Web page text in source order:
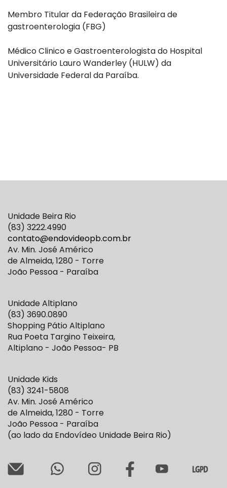
Membro Titular da Federação Brasileira de
gastroenterologia (FBG)
Médico Clinico e Gastroenterologista do Hospital
Universitário Lauro Wanderley (HULW) da
Universidade Federal da Paraíba.
Unidade Beira Rio
(83) 3222.4990
contato@endovideopb.com.br
Av. Min. José Américo
de Almeida, 1280 - Torre
João Pessoa - Paraíba
Unidade Altiplano
(83) 3690.0890
Shopping Pátio Altiplano
Rua Poeta Targino Teixeira,
Altiplano - João Pessoa- PB
Unidade Kids
(83) 3241-5808
Av. Min. José Américo
de Almeida, 1280 - Torre
João Pessoa - Paraíba
(ao lado da Endovídeo Unidade Beira Rio)